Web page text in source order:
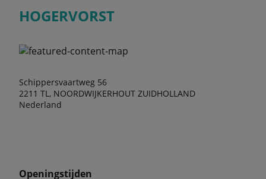
HOGERVORST
Schippersvaartweg 56
2211 TL, NOORDWIJKERHOUT ZUIDHOLLAND
Nederland
Openingstijden